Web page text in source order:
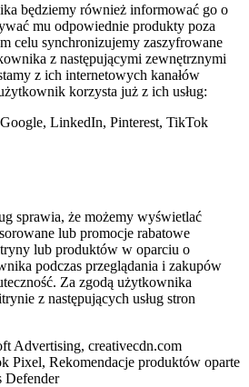
będziemy również informować go o
mu odpowiednie produkty poza
celu synchronizujemy zaszyfrowane
z następującymi zewnętrznymi
z ich internetowych kanałów
korzysta już z ich usług:
LinkedIn, Pinterest, TikTok
sprawia, że możemy wyświetlać
lub promocje rabatowe
lub produktów w oparciu o
podczas przeglądania i zakupów
Za zgodą użytkownika
z następujących usług stron
Advertising, creativecdn.com
Pixel, Rekomendacje produktów oparte
Defender